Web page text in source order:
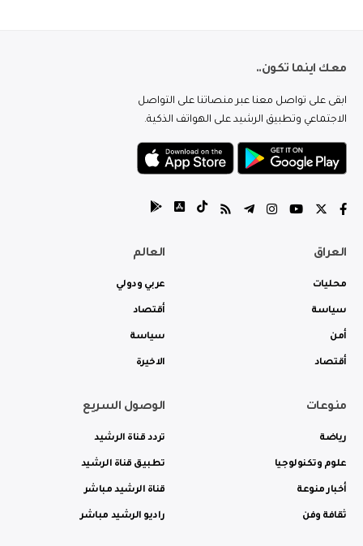
معك اينما تكون..
ابقى على تواصل معنا عبر منصاتنا على التواصل
الاجتماعي وتطبيق الرشيد على الهواتف الذكية.
العراق
محليات
سياسة
أمن
أقتصاد
العالم
عربي ودولي
أقتصاد
سياسة
الاخيرة
منوعات
رياضة
علوم وتكنولوجيا
أخبار منوعة
ثقافة وفن
الوصول السريع
تردد قناة الرشيد
تطبيق قناة الرشيد
قناة الرشيد مباشر
راديو الرشيد مباشر